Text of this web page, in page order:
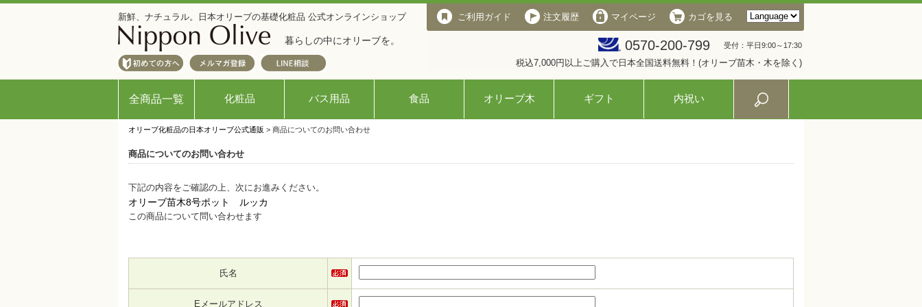
新鮮、ナチュラル。日本オリーブの基礎化粧品 公式オンラインショップ
暮らしの中にオリーブを。
ご利用ガイド 注文履歴 マイページ カゴを見る
0570-200-799 受付：平日9:00～17:30
税込7,000円以上ご購入で日本全国送料無料！(オリーブ苗木・木を除く)
全商品一覧 化粧品 バス用品 食品 オリーブ木 ギフト 内祝い
オリーブ化粧品の日本オリーブ公式通販 > 商品についてのお問い合わせ
商品についてのお問い合わせ
下記の内容をご確認の上、次にお進みください。
オリーブ苗木8号ポット ルッカ
この商品について問い合わせます
氏名
Eメールアドレス